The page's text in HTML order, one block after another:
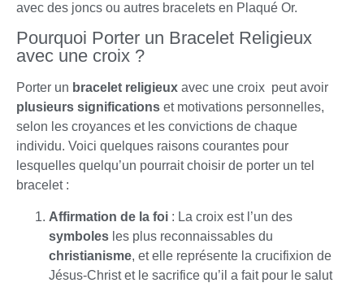
avec des joncs ou autres bracelets en Plaqué Or.
Pourquoi Porter un Bracelet Religieux
avec une croix ?
Porter un bracelet religieux avec une croix peut avoir
plusieurs significations et motivations personnelles,
selon les croyances et les convictions de chaque
individu. Voici quelques raisons courantes pour
lesquelles quelqu’un pourrait choisir de porter un tel
bracelet :
Affirmation de la foi : La croix est l’un des
symboles les plus reconnaissables du
christianisme, et elle représente la crucifixion de
Jésus-Christ et le sacrifice qu’il a fait pour le salut